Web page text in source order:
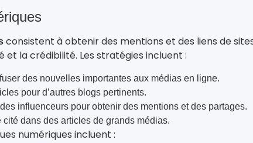
consistent à obtenir des mentions et des liens de
la crédibilité. Les stratégies incluent :
des nouvelles importantes aux médias en ligne.
pour d’autres blogs pertinents.
influenceurs pour obtenir des mentions et des partages.
cité dans des articles de grands médias.
numériques incluent :